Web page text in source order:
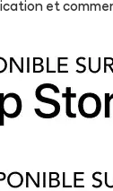
et